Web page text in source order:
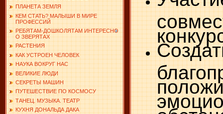
ПЛАНЕТА ЗЕМЛЯ
КЕМ СТАТЬ? МАЛЫШИ В МИРЕ
ПРОФЕССИЙ
РЕБЯТАМ-ДОШКОЛЯТАМ ИНТЕРЕСНО
О ЗВЕРЯТАХ
РАСТЕНИЯ
КАК УСТРОЕН ЧЕЛОВЕК
НАУКА ВОКРУГ НАС
ВЕЛИКИЕ ЛЮДИ
СЕКРЕТЫ МАШИН
ПУТЕШЕСТВИЕ ПО КОСМОСУ
ТАНЕЦ. МУЗЫКА. ТЕАТР
КУХНЯ ДОНАЛЬДА ДАКА